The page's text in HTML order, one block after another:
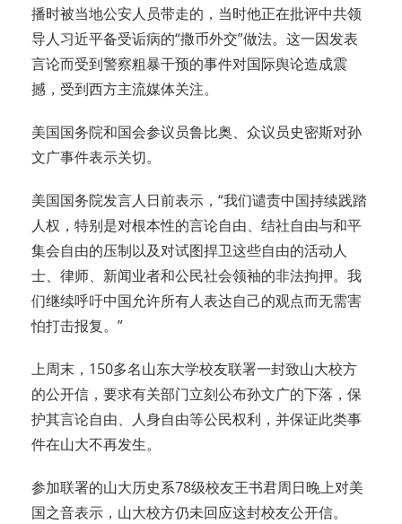
播时被当地公安人员带走的，当时他正在批评中共领
导人习近平备受诟病的“撒币外交”做法。这一因发表
言论而受到警察粗暴干预的事件对国际舆论造成震
撼，受到西方主流媒体关注。
美国国务院和国会参议员鲁比奥、众议员史密斯对孙
文广事件表示关切。
美国国务院发言人日前表示，“我们谴责中国持续践踏
人权，特别是对根本性的言论自由、结社自由与和平
集会自由的压制以及对试图捍卫这些自由的活动人
士、律师、新闻业者和公民社会领袖的非法拘押。我
们继续呼吁中国允许所有人表达自己的观点而无需害
怕打击报复。”
上周末，150多名山东大学校友联署一封致山大校方
的公开信，要求有关部门立刻公布孙文广的下落，保
护其言论自由、人身自由等公民权利，并保证此类事
件在山大不再发生。
参加联署的山大历史系78级校友王书君周日晚上对美
国之音表示，山大校方仍未回应这封校友公开信。